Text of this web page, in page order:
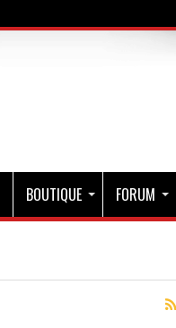
BOUTIQUE FORUM